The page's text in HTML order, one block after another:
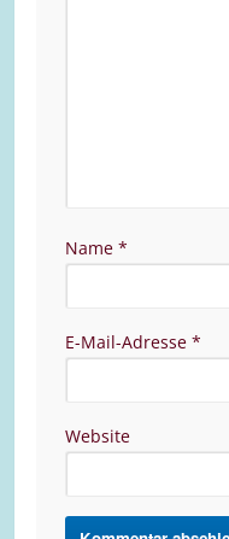
Name *
E-Mail-Adresse *
Website